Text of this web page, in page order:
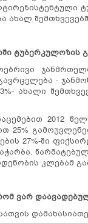
ტუბერკულოზის
-
ახალი
2012
25%
27%-ში
კლებამ
ვარ